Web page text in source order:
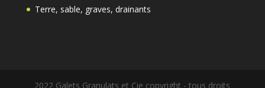
Terre, sable, graves, drainants
2022 Galets Granulats et Cie copyright - tous droits